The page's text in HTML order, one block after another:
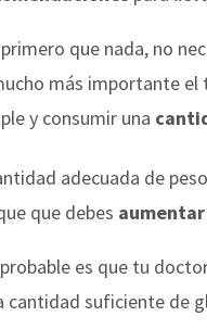
que nada, no
más importante el
y consumir una
adecuada de
que debes
es que tu
cantidad suficiente de